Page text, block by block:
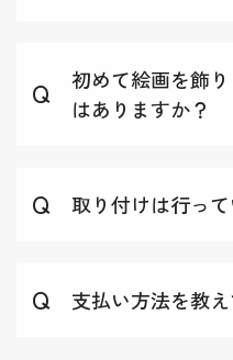
初めて絵画を飾
はありますか？
取り付けは行っ
支払い方法を教え